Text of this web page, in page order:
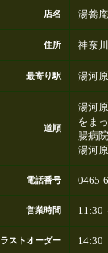
店名 湯蕎
住所 神奈
最寄り駅 湯河
道順
湯河
をま
腸病
湯河
電話番号 0465-
営業時間 11:30
ラストオーダー 14:30